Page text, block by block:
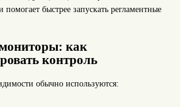
помогает быстрее запускать регламентные
как
контроль
обычно используются: